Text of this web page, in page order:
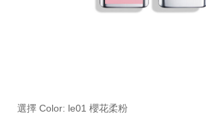
編
變
選擇 Color: le01 櫻花柔粉